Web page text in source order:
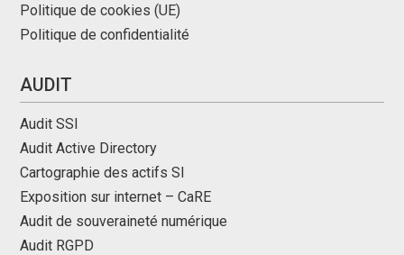
Politique de cookies (UE)
Politique de confidentialité
AUDIT
Audit SSI
Audit Active Directory
Cartographie des actifs SI
Exposition sur internet – CaRE
Audit de souveraineté numérique
Audit RGPD